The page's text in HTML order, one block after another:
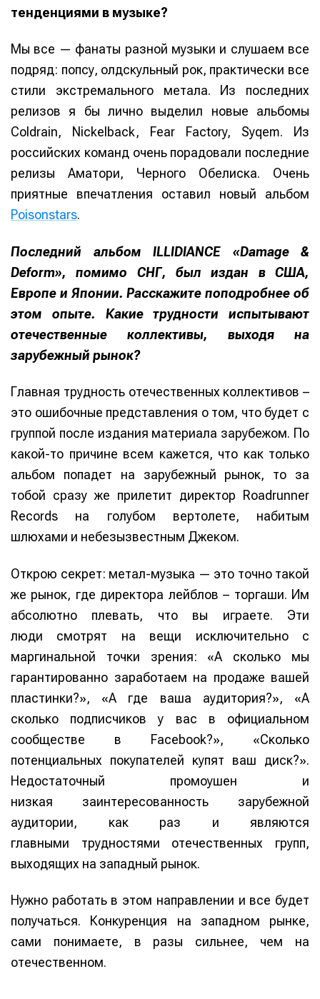
Написание
Написание
тенденциями в музыке?
Мы все — фанаты разной музыки и слушаем все
подряд: попсу, олдскульный рок, практически все
стили экстремального метала. Из последних
релизов я бы лично выделил новые альбомы
Coldrain, Nickelback, Fear Factory, Syqem. Из
российских команд очень порадовали последние
релизы Аматори, Черного Обелиска. Очень
приятные впечатления оставил новый альбом
Poisonstars.
Последний альбом ILLIDIANCE «Damage &
Deform», помимо СНГ, был издан в США,
Европе и Японии. Расскажите поподробнее об
этом опыте. Какие трудности испытывают
отечественные коллективы, выходя на
зарубежный рынок?
Главная трудность отечественных коллективов –
это ошибочные представления о том, что будет с
группой после издания материала зарубежом. По
какой-то причине всем кажется, что как только
альбом попадет на зарубежный рынок, то за
тобой сразу же прилетит директор Roadrunner
Records на голубом вертолете, набитым
шлюхами и небезызвестным Джеком.
Открою секрет: метал-музыка — это точно такой
же рынок, где директора лейблов – торгаши. Им
абсолютно плевать, что вы играете. Эти
люди смотрят на вещи исключительно с
маргинальной точки зрения: «А сколько мы
гарантированно заработаем на продаже вашей
пластинки?», «А где ваша аудитория?», «А
сколько подписчиков у вас в официальном
сообществе в Facebook?», «Сколько
потенциальных покупателей купят ваш диск?».
Недостаточный промоушен и
низкая заинтересованность зарубежной
аудитории, как раз и являются
главными трудностями отечественных групп,
выходящих на западный рынок.
Нужно работать в этом направлении и все будет
получаться. Конкуренция на западном рынке,
сами понимаете, в разы сильнее, чем на
отечественном.